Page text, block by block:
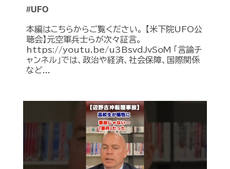
#UFO
本編はこちらからご覧ください。 【米下院UFO公
聴会】元空軍兵士らが次々証言。
https://youtu.be/u3BsvdJvSoM 「言論チ
ャンネル」では、政治や経済、社会保障、国際関係
など...